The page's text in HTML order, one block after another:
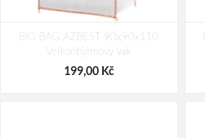
BIG BAG AZBEST 90x90x110
Velkoobjemový vak
199,00 Kč